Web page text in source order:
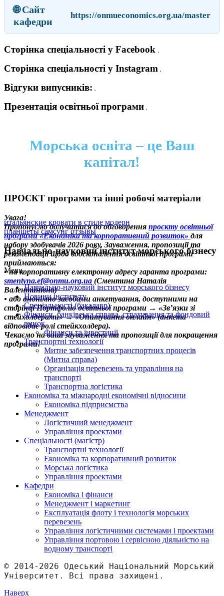
🌐 Сайт
кафедри
https://onmueconomics.org.ua/master
Сторінка спеціальності у Facebook
Сторінка спеціальності у Instagram
Відгуки випусників:
Презентація освітньої програми
Морська освіта – це Ваш
капітал!
ПРОЄКТ програми та інші робочі матеріали
Увага!
Пропонуємо долучитися до обговорення проєкту освітньої
програми «Економіка та корпоративний розвиток» для
набору здобувачів 2026 року. Зауваження, пропозиції та
рекомендації щодо вдосконалення освітньої програми
приймаються:
• на корпоративну електронну адресу гаранта програми:
smentyna.ef@onmu.org.ua (Сментина Наталія
Валентинівна)
• або анонімно засобами анкетування, доступними на
сторінці Портфоліо освітньої програми → «Зв’язки зі
стейхолдерами» → «Опитування онлайн» (анкета
відповідає ролі стейкхолдера).
Чекаємо на ваші зауваження та пропозиції для покращення
програми!
итальянские кровати в стиле модерн
планшеты самсунг отзывы
Навчально-науковий інститут морського бізнесу
Menu
Навчально-науковий інститут морського бізнесу
Новини інституту
Спеціальності (бакалавр)
Фінанси, банківська справа, страхування та фондовий
ринок
Фінанси та інвестиції
Транспортні технології
Митне забезпечення транспортних процесів
(Митна справа)
Організація перевезень та управління на
транспорті
Транспортна логістика
Економіка та міжнародні економічні відносини
Економіка підприємства
Менеджмент
Логістичний менеджмент
Управління проектами
Спеціальності (магістр)
Транспортні технології
Економіка та корпоративний розвиток
Морська логістика
Управління проектами
Кафедри
Економіка і фінанси
Менеджмент і маркетинг
Експлуатація флоту і технологія морських
перевезень
Управління логістичними системами і проектами
Управління портовою і сервісною діяльністю на
водному транспорті
© 2014-2026 Одеський Національний Морський
Університет. Всі права захищені.
Наверх